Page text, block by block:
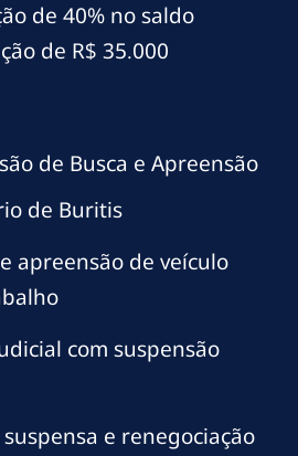
de 40% no saldo
de R$ 35.000
de Busca e Apreensão
de Buritis
apreensão de veículo
com suspensão
suspensa e renegociação